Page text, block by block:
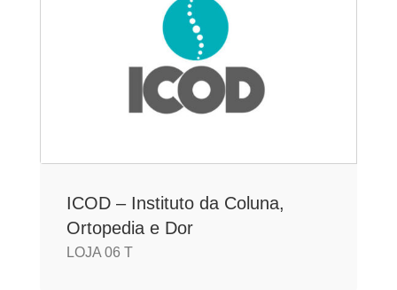
ICOD – Instituto da Coluna,
Ortopedia e Dor
LOJA 06 T